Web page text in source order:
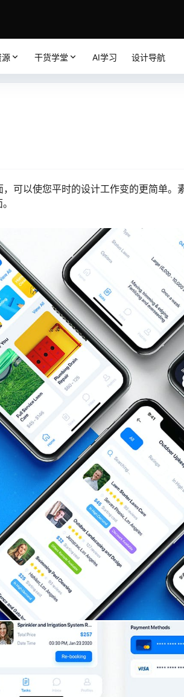
源 干货学堂 AI学习 设计导航
可以使您平时的设计工作变的更简单。